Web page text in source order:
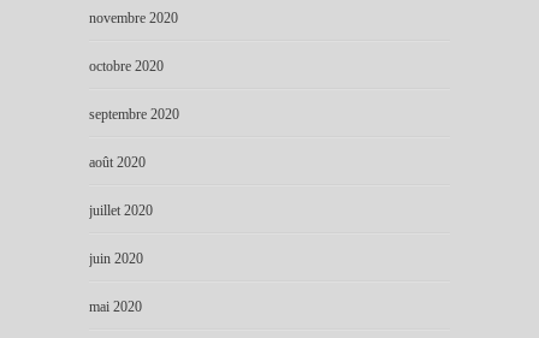
novembre 2020
octobre 2020
septembre 2020
août 2020
juillet 2020
juin 2020
mai 2020